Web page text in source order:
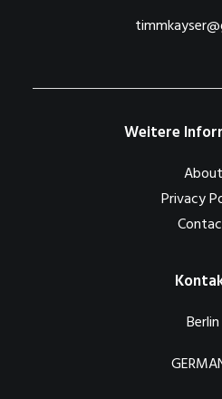
Weitere
About
Privacy
Berlin